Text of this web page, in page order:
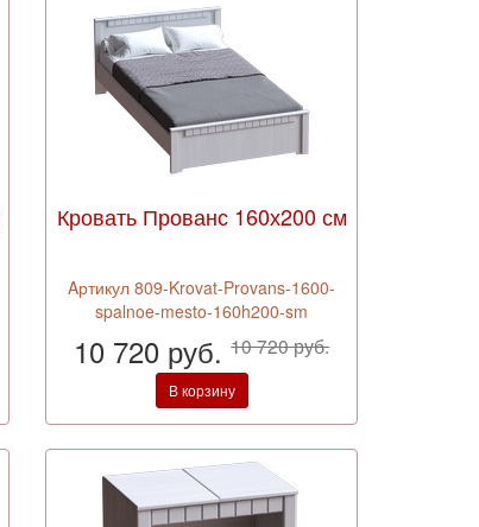
Кровать Прованс 160х200 см
Aртикул 809-Krovat-Provans-1600-
spalnoe-mesto-160h200-sm
10 720 руб.10 720 руб.
В корзину